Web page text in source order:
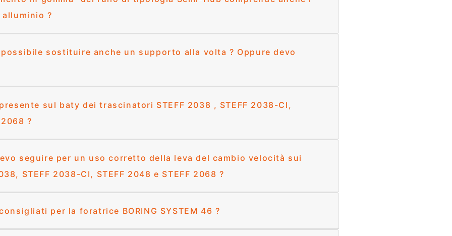
?
sostituire anche un supporto alla volta ? Oppure devo
sul baty dei trascinatori STEFF 2038 , STEFF 2038-CI,
2068 ?
seguire per un uso corretto della leva del cambio velocità sui
STEFF 2038-CI, STEFF 2048 e STEFF 2068 ?
per la foratrice BORING SYSTEM 46 ?